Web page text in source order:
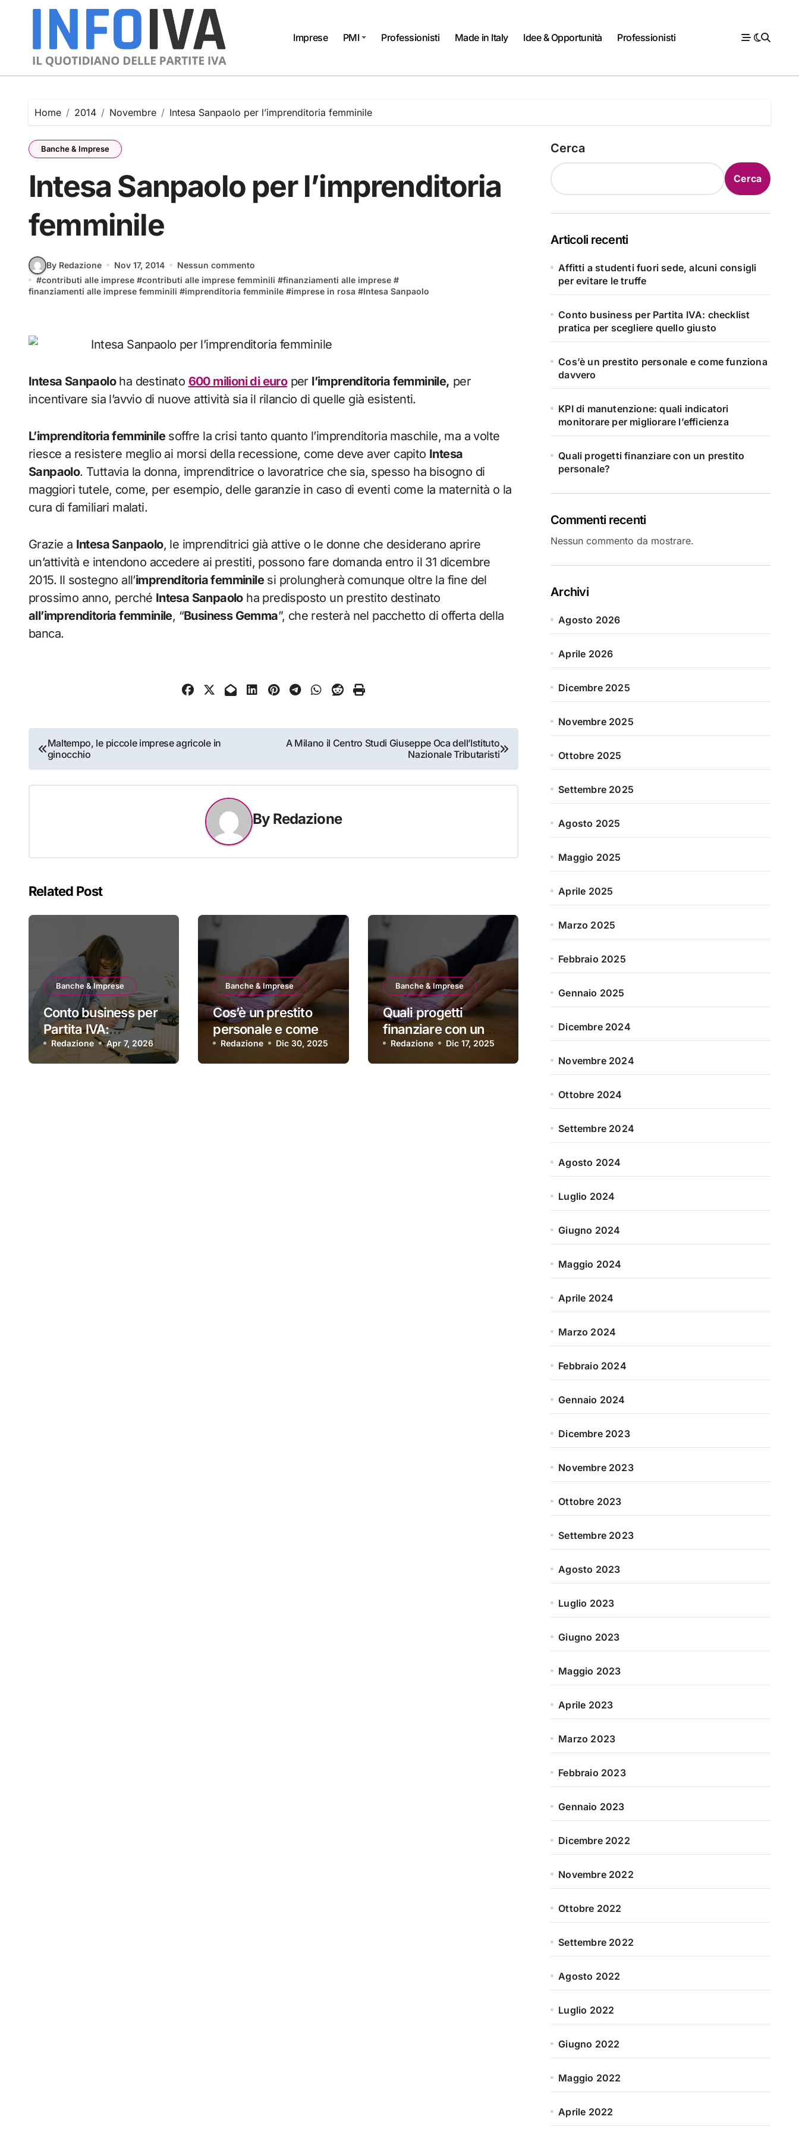
Imprese PMI Professionisti Made in Italy Idee & Opportunità Professionisti
Home 2014 Novembre Intesa Sanpaolo per l’imprenditoria femminile
Banche & Imprese
Intesa Sanpaolo per l’imprenditoria
femminile
By Redazione Nov 17, 2014
Nessun commento
#contributi alle imprese #contributi alle imprese femminili #finanziamenti alle imprese #
finanziamenti alle imprese femminili #imprenditoria femminile #imprese in rosa #Intesa Sanpaolo
Intesa Sanpaoloha destinato 600 milioni di europer l’imprenditoria femminile, per
incentivare sia l’avvio di nuove attività sia il rilancio di quelle già esistenti.
L’imprenditoria femminilesoffre la crisi tanto quanto l’imprenditoria maschile, ma a volte
riesce a resistere meglio ai morsi della recessione, come deve aver capito Intesa
Sanpaolo. Tuttavia la donna, imprenditrice o lavoratrice che sia, spesso ha bisogno di
maggiori tutele, come, per esempio, delle garanzie in caso di eventi come la maternità o la
cura di familiari malati.
Grazie a Intesa Sanpaolo, le imprenditrici già attive o le donne che desiderano aprire
un’attività e intendono accedere ai prestiti, possono fare domanda entro il 31 dicembre
2015. Il sostegno all’imprenditoria femminilesi prolungherà comunque oltre la fine del
prossimo anno, perché Intesa Sanpaoloha predisposto un prestito destinato
all’imprenditoria femminile, “Business Gemma”, che resterà nel pacchetto di offerta della
banca.
Navigazione
articoli
Maltempo, le piccole imprese agricole in
ginocchio
A Milano il Centro Studi Giuseppe Oca dell’Istituto
Nazionale Tributaristi
By Redazione
Related Post
Banche & Imprese
Conto business per
Partita IVA:
checklist pratica
per scegliere quello
Redazione Apr 7, 2026
Banche & Imprese
Cos’è un prestito
personale e come
funziona davvero
Redazione Dic 30, 2025
Banche & Imprese
Quali progetti
finanziare con un
prestito personale?
Redazione Dic 17, 2025
Cerca
Cerca
Articoli recenti
Affitti a studenti fuori sede, alcuni consigli
per evitare le truffe
Conto business per Partita IVA: checklist
pratica per scegliere quello giusto
Cos’è un prestito personale e come funziona
davvero
KPI di manutenzione: quali indicatori
monitorare per migliorare l’efficienza
Quali progetti finanziare con un prestito
personale?
Commenti recenti
Nessun commento da mostrare.
Archivi
Agosto 2026
Aprile 2026
Dicembre 2025
Novembre 2025
Ottobre 2025
Settembre 2025
Agosto 2025
Maggio 2025
Aprile 2025
Marzo 2025
Febbraio 2025
Gennaio 2025
Dicembre 2024
Novembre 2024
Ottobre 2024
Settembre 2024
Agosto 2024
Luglio 2024
Giugno 2024
Maggio 2024
Aprile 2024
Marzo 2024
Febbraio 2024
Gennaio 2024
Dicembre 2023
Novembre 2023
Ottobre 2023
Settembre 2023
Agosto 2023
Luglio 2023
Giugno 2023
Maggio 2023
Aprile 2023
Marzo 2023
Febbraio 2023
Gennaio 2023
Dicembre 2022
Novembre 2022
Ottobre 2022
Settembre 2022
Agosto 2022
Luglio 2022
Giugno 2022
Maggio 2022
Aprile 2022